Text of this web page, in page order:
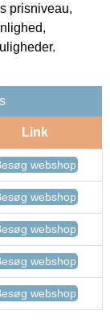
prisniveau,
Link
webshop
webshop
webshop
webshop
webshop